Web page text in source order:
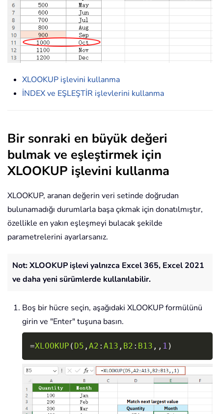
XLOOKUP işlevini kullanma
İNDEX ve EŞLEŞTİR işlevlerini kullanma
Bir sonraki en büyük değeri
bulmak ve eşleştirmek için
XLOOKUP işlevini kullanma
XLOOKUP, aranan değerin veri setinde doğrudan
bulunamadığı durumlarla başa çıkmak için donatılmıştır,
özellikle en yakın eşleşmeyi bulacak şekilde
parametrelerini ayarlarsanız.
Not: XLOOKUP işlevi yalnızca Excel 365, Excel 2021
ve daha yeni sürümlerde kullanılabilir.
Boş bir hücre seçin, aşağıdaki XLOOKUP formülünü
girin ve "Enter" tuşuna basın.
=XLOOKUP ( D5 , A2 : A13 , B2 : B13 , , 1 )